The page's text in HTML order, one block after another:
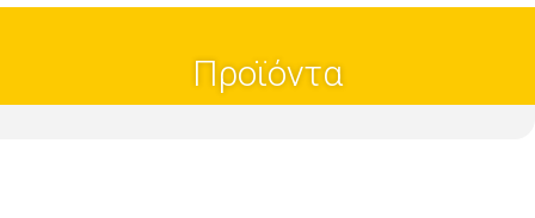
Προϊόντα